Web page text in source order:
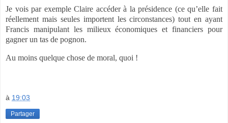
Je vois par exemple Claire accéder à la présidence (ce qu’elle fait
réellement mais seules importent les circonstances) tout en ayant
Francis manipulant les milieux économiques et financiers pour
gagner un tas de pognon.
Au moins quelque chose de moral, quoi !
à 19:03
Partager